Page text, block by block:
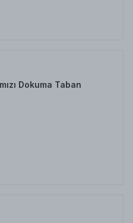
Dokuma Taban